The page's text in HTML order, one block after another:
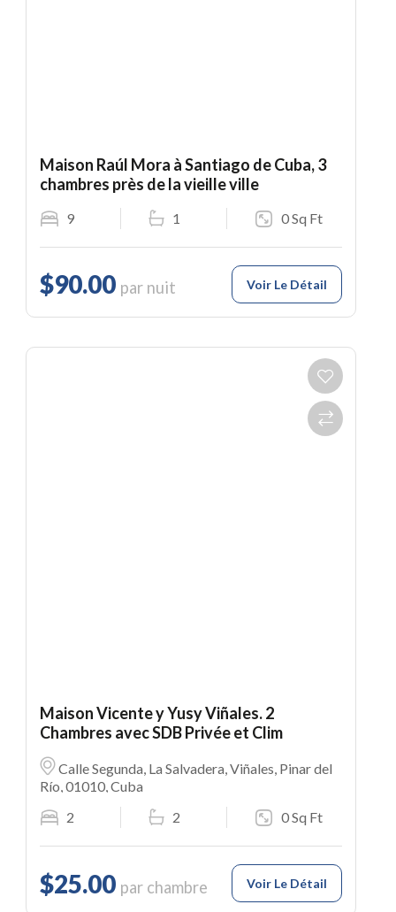
Maison Raúl Mora à Santiago de Cuba, 3
chambres près de la vieille ville
9 1 0 Sq Ft
$90.00 par nuit Voir Le Détail
Maison Vicente y Yusy Viñales. 2
Chambres avec SDB Privée et Clim
Calle Segunda, La Salvadera, Viñales, Pinar del
Río, 01010, Cuba
2
2 0 Sq Ft
$25.00 par chambre Voir Le Détail